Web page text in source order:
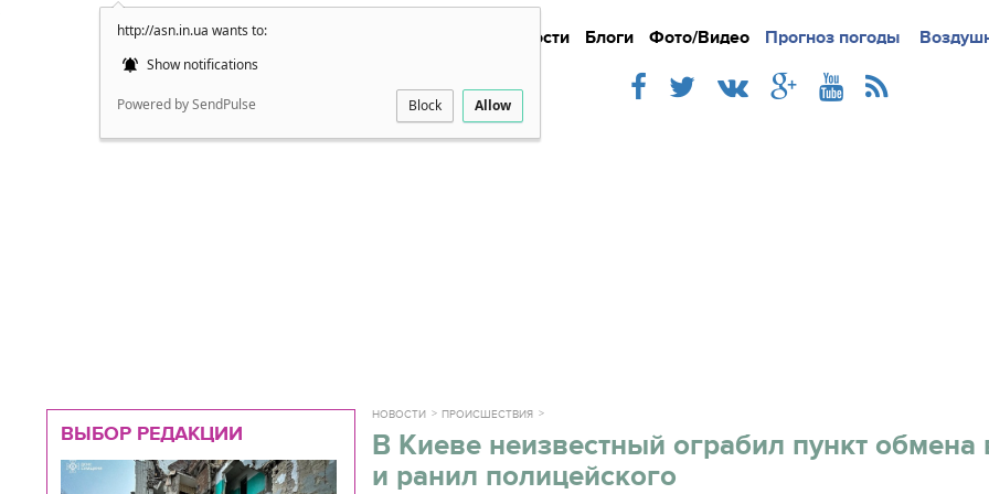
http://asn.in.ua wants to:
Show notifications
Powered by SendPulse Block Allow
Новости Блоги Фото/Видео Прогноз погоды
Подробно Новости
ВЫБОР РЕДАКЦИИ
НОВОСТИ ПРОИСШЕСТВИЯ
В Киеве неизвестный ограбил пункт обмена
и ранил полицейского